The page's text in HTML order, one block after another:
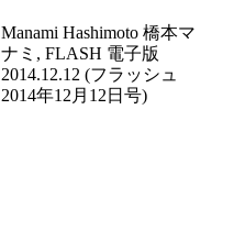
Manami Hashimoto 橋本マ
ナミ, FLASH 電子版
2014.12.12 (フラッシュ
2014年12月12日号)